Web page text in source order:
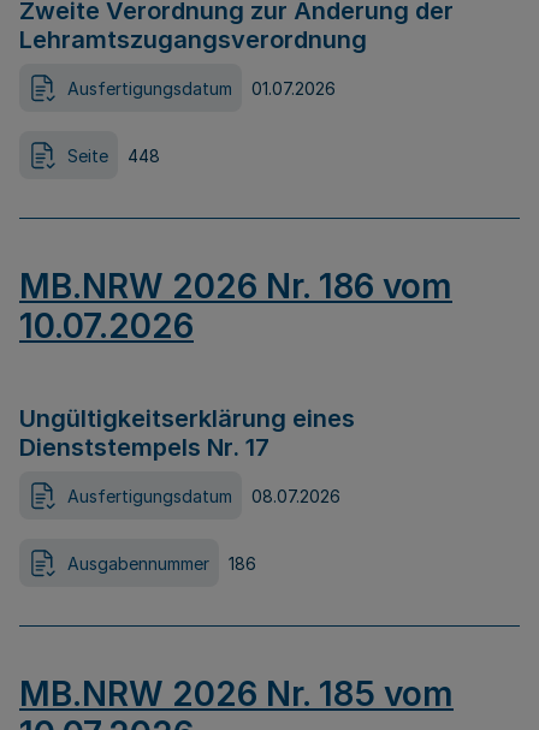
Zweite Verordnung zur Änderung der
Lehramtszugangsverordnung
Ausfertigungsdatum 01.07.2026
Seite 448
MB.NRW 2026 Nr. 186 vom
10.07.2026
Ungültigkeitserklärung eines
Dienststempels Nr. 17
Ausfertigungsdatum 08.07.2026
Ausgabennummer 186
MB.NRW 2026 Nr. 185 vom